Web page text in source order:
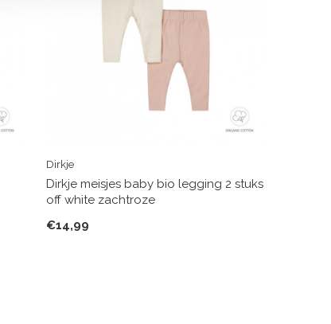
Dirkje
Dirkje meisjes baby bio legging 2 stuks
off white zachtroze
€14,99